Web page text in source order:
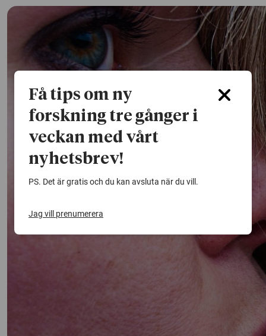
Få tips om ny
forskning tre gånger i
veckan med vårt
nyhetsbrev!
PS. Det är gratis och du kan avsluta när du vill.
Jag vill prenumerera